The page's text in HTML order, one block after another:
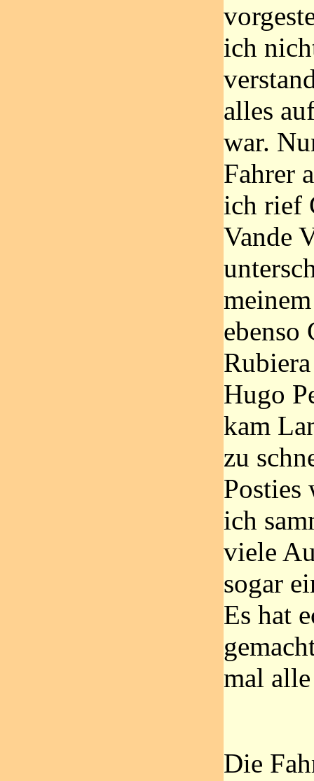
ich
alles
war.
Fahrer
ich rief
Vande
ebenso
Hugo
kam
zu
Posties
ich
viele
sogar
Es hat
mal
Die